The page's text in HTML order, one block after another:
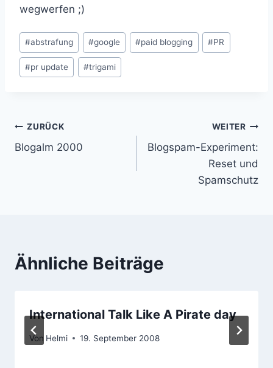
wegwerfen ;)
Schlagworte:
#abstrafung #google #paid blogging #PR
#pr update #trigami
Beitragsnavigation
ZURÜCK
Blogalm 2000
WEITER
Blogspam-Experiment:
Reset und
Spamschutz
Ähnliche Beiträge
International Talk Like A Pirate day
Von Helmi 19. September 2008